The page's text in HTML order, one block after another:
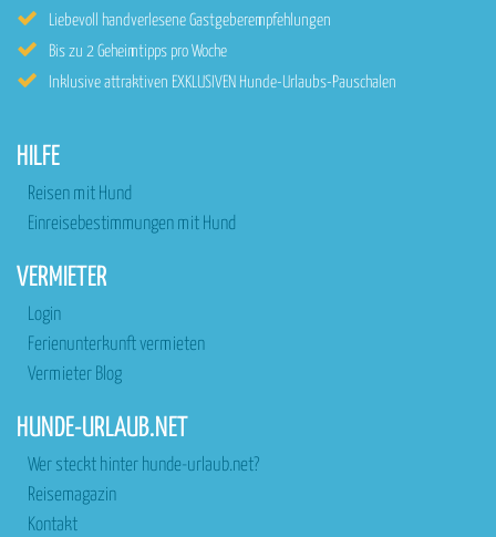
Liebevoll handverlesene Gastgeberempfehlungen
Bis zu 2 Geheimtipps pro Woche
Inklusive attraktiven EXKLUSIVEN Hunde-Urlaubs-Pauschalen
HILFE
Reisen mit Hund
Einreisebestimmungen mit Hund
VERMIETER
Login
Ferienunterkunft vermieten
Vermieter Blog
HUNDE-URLAUB.NET
Wer steckt hinter hunde-urlaub.net?
Reisemagazin
Kontakt